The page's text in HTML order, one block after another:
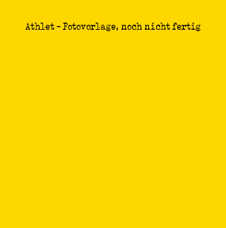
Athlet - Fotovorlage, noch nicht fertig